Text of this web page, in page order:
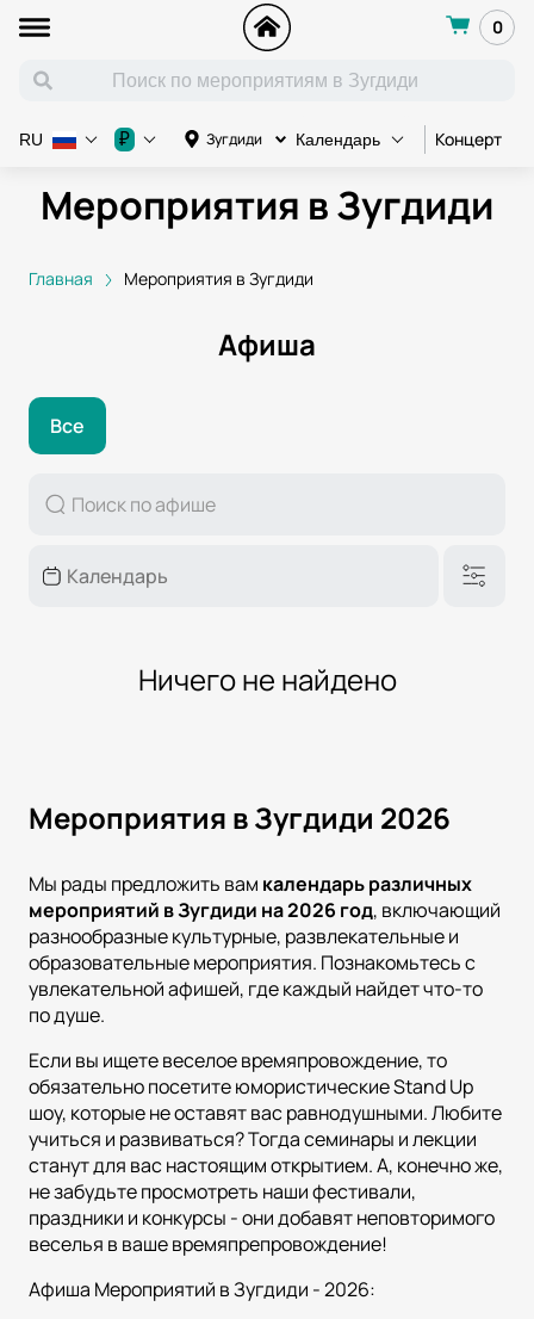
0
Зугдиди Календарь Концерт
RU ₽
Мероприятия в Зугдиди
Главная Мероприятия в Зугдиди
Афиша
Все
Ничего не найдено
Мероприятия в Зугдиди 2026
Мы рады предложить вам календарь различных
мероприятий вЗугдиди на2026 год, включающий
разнообразные культурные, развлекательные и
образовательные мероприятия. Познакомьтесь с
увлекательной афишей, где каждый найдет что-то
по душе.
Если вы ищете веселое времяпровождение, то
обязательно посетите юмористические Stand Up
шоу, которые не оставят вас равнодушными. Любите
учиться и развиваться? Тогда семинары и лекции
станут для вас настоящим открытием. А, конечно же,
не забудьте просмотреть наши фестивали,
праздники и конкурсы - они добавят неповторимого
веселья в ваше времяпрепровождение!
Афиша Мероприятий в Зугдиди - 2026: